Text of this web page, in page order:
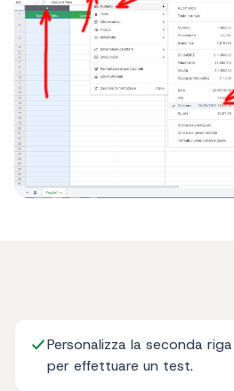
Personalizza la seconda
per effettuare un test.